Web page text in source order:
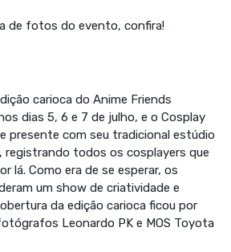
de fotos do evento, confira!
carioca do Anime Friends
dias 5, 6 e 7 de julho, e o Cosplay
presente com seu tradicional estúdio
todos os cosplayers que
lá. Como era de se esperar, os
um show de criatividade e
da edição carioca ficou por
Leonardo PK e MOS Toyota